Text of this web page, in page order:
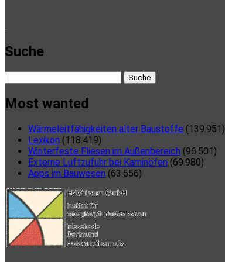
Suche
Most wanted
Wärmeleitfähigkeiten alter Baustoffe (139.951)
Lexikon (118.419)
Winterfeste Fliesen im Außenbereich (96.501)
Externe Luftzufuhr bei Kaminöfen (69.980)
Apps im Bauwesen (63.556)